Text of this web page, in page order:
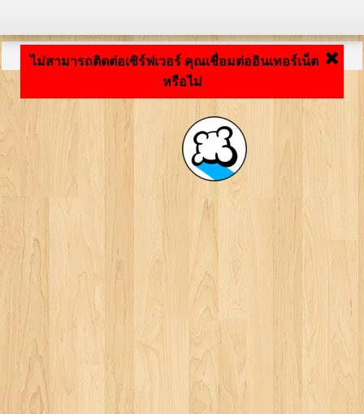
ไม่สามารถติดต่อเซิร์ฟเวอร์ คุณเชื่อมต่ออินเทอร์เน็ต
หรือไม่
กำลังโหลดแอปพลิเคชัน ... ...